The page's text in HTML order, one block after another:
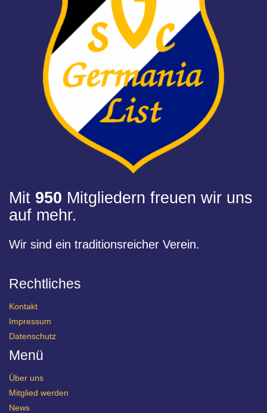
Mit 950 Mitgliedern freuen wir uns
auf mehr.
Wir sind ein traditionsreicher Verein.
Rechtliches
Kontakt
Impressum
Datenschutz
Menü
Über uns
Mitglied werden
News